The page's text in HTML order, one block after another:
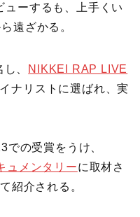
ーするも、上手くい
遠ざかる。
、
NIKKEI RAP LIVE
ナリストに選ばれ、実
の受賞をうけ、
ュメンタリーに取材さ
紹介される。